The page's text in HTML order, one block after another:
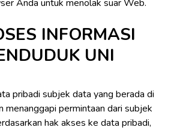
Anda untuk menolak suar Web.
INFORMASI
UNI
pribadi subjek data yang berada di
menanggapi permintaan dari subjek
hak akses ke data pribadi,